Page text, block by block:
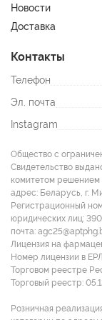
При
Индивидуальная
применением
врачом.
Новости
Доставка
Контакты
Телефон
Эл. почта
Instagram
Общество с
Свидетельство
комитетом
адрес: Беларусь, г.
Регистрационный
юридических лиц:
почта:
Лицензия на
Номер лицензии в
Торговом реестре
Торговый реестр:
Розничная